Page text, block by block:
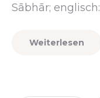
Sābhār;
Weiterlesen